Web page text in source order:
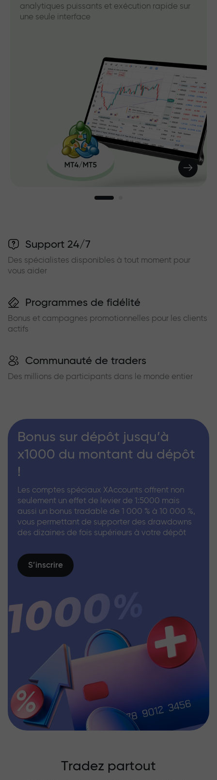
analytiques puissants et exécution rapide sur
une seule interface
Support 24/7
Des spécialistes disponibles à tout moment pour
vous aider
Programmes de fidélité
Bonus et campagnes promotionnelles pour les clients
actifs
Communauté de traders
Des millions de participants dans le monde entier
Bonus sur dépôt jusqu’à
x1000 du montant du dépôt
!
Les comptes spéciaux XAccounts offrent non
seulement un effet de levier de 1:5000 mais
aussi un bonus tradable de 1 000 % à 10 000 %,
vous permettant de supporter des drawdowns
des dizaines de fois supérieurs à votre dépôt
S’inscrire
Tradez partout